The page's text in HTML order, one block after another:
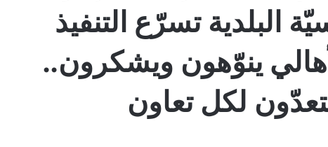
البلدية تسرّع التنفيذ
ينوّهون ويشكرون..
لكل تعاون